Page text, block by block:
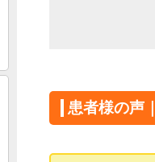
患者様の声